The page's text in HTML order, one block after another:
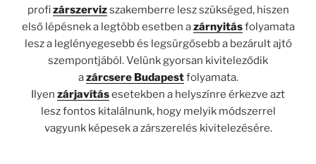
profizárszervizszakemberre lesz szükséged, hiszen
első lépésnek a legtöbb esetben azárnyitásfolyamata
lesz a leglényegesebb és legsürgősebb a bezárult ajtó
szempontjából. Velünk gyorsan kiviteleződik
azárcsere Budapestfolyamata.
Ilyen zárjavításesetekben a helyszínre érkezve azt
lesz fontos kitalálnunk, hogy melyik módszerrel
vagyunk képesek a zárszerelés kivitelezésére.